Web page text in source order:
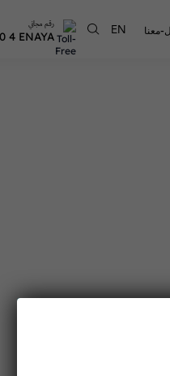
معنا EN رقم مجاني
4 ENAYA